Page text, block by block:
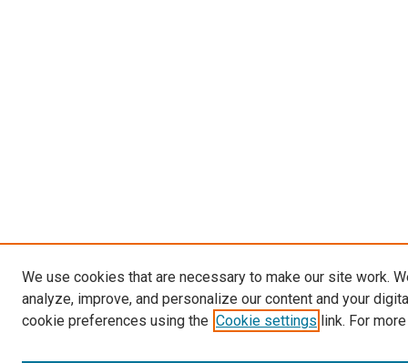
We use cookies that are necessary to make our site work.
analyze, improve, and personalize our content and your
cookie preferences using the Cookie settings link. For